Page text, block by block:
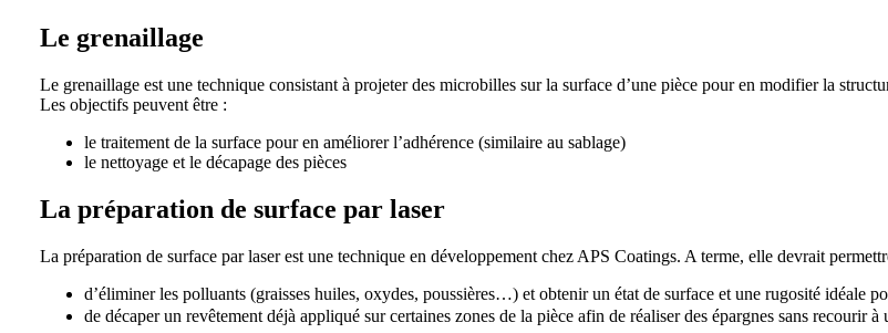
Le grenaillage
Le grenaillage est une technique consistant à projeter des microbilles sur la surface d’une pièce pour en modifier la
Les objectifs peuvent être :
le traitement de la surface pour en améliorer l’adhérence (similaire au sablage)
le nettoyage et le décapage des pièces
La préparation de surface par laser
La préparation de surface par laser est une technique en développement chez APS Coatings. A terme, elle devrait
d’éliminer les polluants (graisses huiles, oxydes, poussières…) et obtenir un état de surface et une rugosité idéale
de décaper un revêtement déjà appliqué sur certaines zones de la pièce afin de réaliser des épargnes sans recourir à